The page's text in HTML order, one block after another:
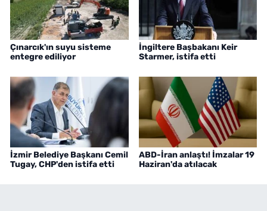
Çınarcık'ın suyu sisteme
entegre ediliyor
İngiltere Başbakanı Keir
Starmer, istifa etti
İzmir Belediye Başkanı Cemil
Tugay, CHP'den istifa etti
ABD-İran anlaştı! İmzalar 19
Haziran'da atılacak